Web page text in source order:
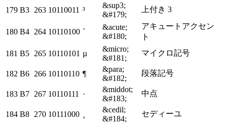
179 B3 263 10110011 ³
&sup3;
&#179;
上付き 3
180 B4 264 10110100 ´
&acute;
&#180;
アキュートアクセン
ト
181 B5 265 10110101 µ
&micro;
&#181;
マイクロ記号
182 B6 266 10110110 ¶
&para;
&#182;
段落記号
183 B7 267 10110111 ·
&middot;
&#183;
中点
184 B8 270 10111000
&cedil;
&#184;
セディーユ